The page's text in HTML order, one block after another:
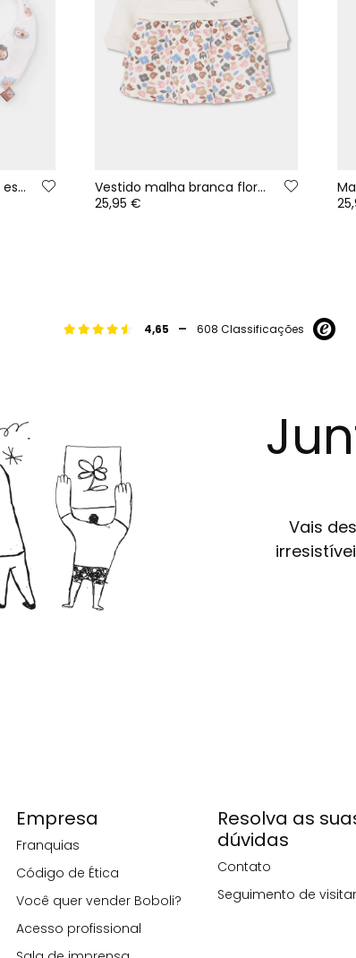
Pack 2 babadores bebé estampado corujas tostado
Vestido malha branca flores bordado corujas bebé
25,95 €
4,65 - 608 Classificações
Vais
Empresa
Franquias
Código de Ética
Você quer vender Boboli?
Acesso profissional
Resolva as
dúvidas
Contato
Seguimento de